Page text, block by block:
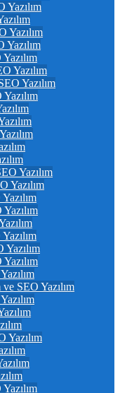
Yazılım
Yazılım
Yazılım
Yazılım
Yazılım
Yazılım
Yazılım
Yazılım
SEO Yazılım
Yazılım